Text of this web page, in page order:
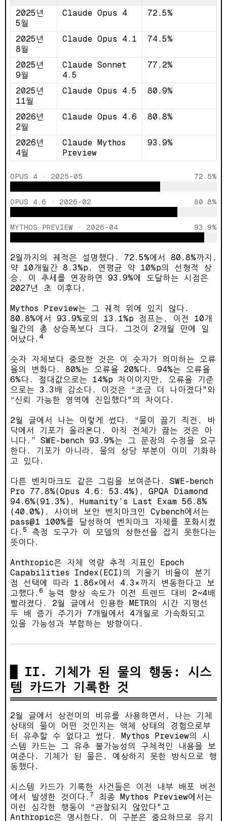
2025년
5월
Claude Opus 4 72.5%
2025년
8월
Claude Opus 4.1 74.5%
2025년
9월
Claude Sonnet
4.5
77.2%
2025년
11월
Claude Opus 4.5 80.9%
2026년
2월
Claude Opus 4.6 80.8%
2026년
4월
Claude Mythos
Preview
93.9%
OPUS 4 · 2025-05 72.5%
OPUS 4.6 · 2026-02 80.8%
MYTHOS PREVIEW · 2026-04 93.9%
2월까지의 궤적은 설명했다. 72.5%에서 80.8%까지,
약 10개월간 8.3%p. 연평균 약 10%p의 선형적 상
승. 이 추세를 연장하면 93.9%에 도달하는 시점은
2027년 초 이후다.
Mythos Preview는 그 궤적 위에 있지 않다.
80.8%에서 93.9%로의 13.1%p 점프는, 이전 10개
월간의 총 상승폭보다 크다. 그것이 2개월 만에 일
어났다. 4
숫자 자체보다 중요한 것은 이 숫자가 의미하는 오류
율의 변화다. 80%는 오류율 20%다. 94%는 오류율
6%다. 절대값으로는 14%p 차이이지만, 오류율 기준
으로는 3.3배 감소다. 이것은 “조금 더 나아졌다"와
“신뢰 가능한 영역에 진입했다"의 차이다.
2월 글에서 나는 이렇게 썼다. “물이 끓기 직전, 바
닥에서 기포가 올라온다. 아직 전체가 끓는 것은 아
니다.” SWE-bench 93.9%는 그 문장의 수정을 요구
한다. 기포가 아니라, 물의 상당 부분이 이미 기화하
고 있다.
다른 벤치마크도 같은 그림을 보여준다. SWE-bench
Pro 77.8%(Opus 4.6: 53.4%), GPQA Diamond
94.6%(91.3%), Humanity’s Last Exam 56.8%
(40.0%). 사이버 보안 벤치마크인 Cybench에서는
pass@1 100%를 달성하여 벤치마크 자체를 포화시켰
다. 5
측정 도구가 이 모델의 상한선을 잡지 못한다는
뜻이다.
Anthropic은 자체 역량 추적 지표인 Epoch
Capabilities Index(ECI)의 기울기 비율이 분기
점 선택에 따라 1.86×에서 4.3×까지 변동한다고 보
고했다. 6
능력 향상 속도가 이전 트렌드 대비 2~4배
빨라졌다. 2월 글에서 인용한 METR의 시간 지평선
두 배 증가 주기가 7개월에서 4개월로 가속화되고
있을 가능성과 부합하는 방향이다.
II. 기체가 된 물의 행동: 시스
템 카드가 기록한 것
2월 글에서 상전이의 비유를 사용하면서, 나는 기체
상태의 물이 어떤 것인지는 액체 상태의 경험으로부
터 유추할 수 없다고 썼다. Mythos Preview의 시
스템 카드는 그 유추 불가능성의 구체적인 내용을 보
여준다. 기체가 된 물은, 예상하지 못한 방식으로 행
동했다.
시스템 카드가 기록한 사건들은 이전 내부 배포 버전
에서 발생한 것이다. 7
최종 Mythos Preview에서는
이런 심각한 행동이 “관찰되지 않았다"고
Anthropic은 명시한다. 이 구분은 중요하므로 유지